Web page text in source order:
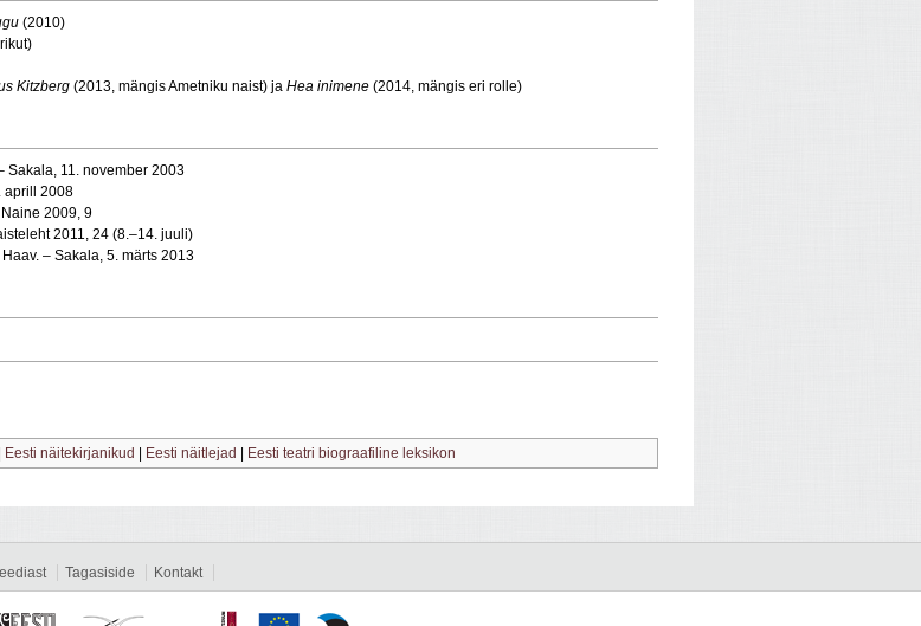
(2010)
Kitzberg (2013, mängis Ametniku naist) ja Hea inimene (2014, mängis eri rolle)
Sakala, 11. november 2003
aprill 2008
Naine 2009, 9
2011, 24 (8.–14. juuli)
Haav. – Sakala, 5. märts 2013
Eesti näitekirjanikud Eesti näitlejad Eesti teatri biograafiline leksikon
Tagasiside Kontakt